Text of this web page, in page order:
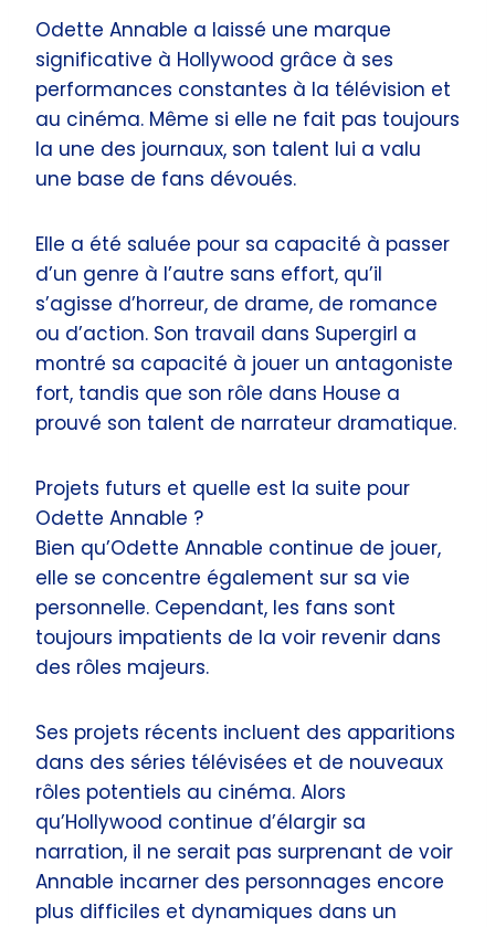
Odette Annable a laissé une marque
significative à Hollywood grâce à ses
performances constantes à la télévision et
au cinéma. Même si elle ne fait pas toujours
la une des journaux, son talent lui a valu
une base de fans dévoués.
Elle a été saluée pour sa capacité à passer
d’un genre à l’autre sans effort, qu’il
s’agisse d’horreur, de drame, de romance
ou d’action. Son travail dans Supergirl a
montré sa capacité à jouer un antagoniste
fort, tandis que son rôle dans House a
prouvé son talent de narrateur dramatique.
Projets futurs et quelle est la suite pour
Odette Annable ?
Bien qu’Odette Annable continue de jouer,
elle se concentre également sur sa vie
personnelle. Cependant, les fans sont
toujours impatients de la voir revenir dans
des rôles majeurs.
Ses projets récents incluent des apparitions
dans des séries télévisées et de nouveaux
rôles potentiels au cinéma. Alors
qu’Hollywood continue d’élargir sa
narration, il ne serait pas surprenant de voir
Annable incarner des personnages encore
plus difficiles et dynamiques dans un